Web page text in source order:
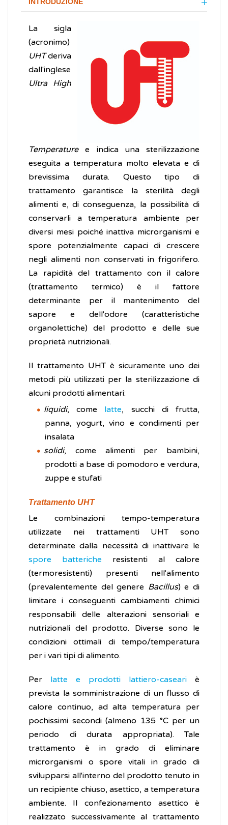
INTRODUZIONE
La sigla
(acronimo)
UHTderiva
dall'inglese
Ultra High
Temperaturee indica una sterilizzazione
eseguita a temperatura molto elevata e di
brevissima durata. Questo tipo di
trattamento garantisce la sterilità degli
alimenti e, di conseguenza, la possibilità di
conservarli a temperatura ambiente per
diversi mesi poiché inattiva microrganismi e
spore potenzialmente capaci di crescere
negli alimenti non conservati in frigorifero.
La rapidità del trattamento con il calore
(trattamento termico) è il fattore
determinante per il mantenimento del
sapore e dell'odore (caratteristiche
organolettiche) del prodotto e delle sue
proprietà nutrizionali.
Il trattamento UHT è sicuramente uno dei
metodi più utilizzati per la sterilizzazione di
alcuni prodotti alimentari:
liquidi, come latte, succhi di frutta,
panna, yogurt, vino e condimenti per
insalata
solidi, come alimenti per bambini,
prodotti a base di pomodoro e verdura,
zuppe e stufati
Trattamento UHT
Le combinazioni tempo-temperatura
utilizzate nei trattamenti UHT sono
determinate dalla necessità di inattivare le
spore batteriche resistenti al calore
(termoresistenti) presenti nell'alimento
(prevalentemente del genere Bacillus) e di
limitare i conseguenti cambiamenti chimici
responsabili delle alterazioni sensoriali e
nutrizionali del prodotto. Diverse sono le
condizioni ottimali di tempo/temperatura
per i vari tipi di alimento.
Per latte e prodotti lattiero-caseari è
prevista la somministrazione di un flusso di
calore continuo, ad alta temperatura per
pochissimi secondi (almeno 135 °C per un
periodo di durata appropriata). Tale
trattamento è in grado di eliminare
microrganismi o spore vitali in grado di
svilupparsi all'interno del prodotto tenuto in
un recipiente chiuso, asettico, a temperatura
ambiente. Il confezionamento asettico è
realizzato successivamente al trattamento